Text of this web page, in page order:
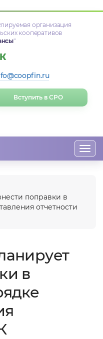
организация
кооперативов
"
Вступить в СРО
поправки в
отчетности
в